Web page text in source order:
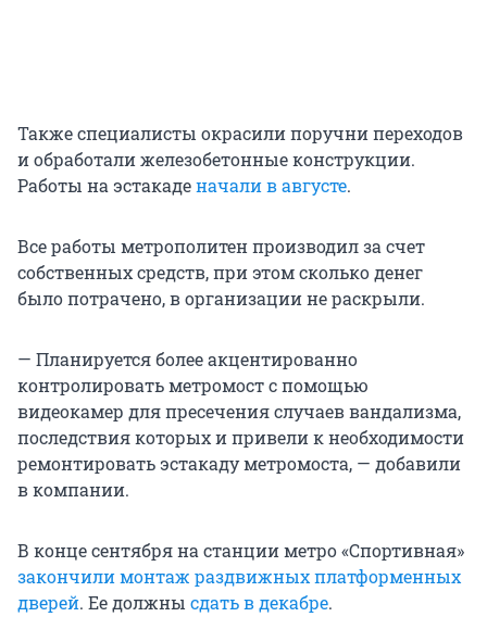
Также специалисты окрасили поручни переходов
и обработали железобетонные конструкции.
Работы на эстакаденачали в августе.
Все работы метрополитен производил за счет
собственных средств, при этом сколько денег
было потрачено, в организации не раскрыли.
— Планируется более акцентированно
контролировать метромост с помощью
видеокамер для пресечения случаев вандализма,
последствия которых и привели к необходимости
ремонтировать эстакаду метромоста, — добавили
в компании.
В конце сентября на станции метро «Спортивная»
закончили монтаж раздвижных платформенных
дверей. Ее должны сдать в декабре.